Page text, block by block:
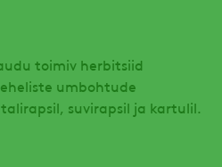
toimiv herbitsiid
umbohtude
suvirapsil ja kartulil.